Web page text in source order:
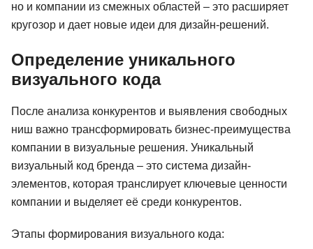
но и компании из смежных областей – это расширяет
кругозор и дает новые идеи для дизайн-решений.
Определение уникального
визуального кода
После анализа конкурентов и выявления свободных
ниш важно трансформировать бизнес-преимущества
компании в визуальные решения. Уникальный
визуальный код бренда – это система дизайн-
элементов, которая транслирует ключевые ценности
компании и выделяет её среди конкурентов.
Этапы формирования визуального кода: